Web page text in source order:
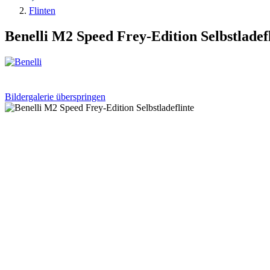
Flinten
Benelli M2 Speed Frey-Edition
Bildergalerie überspringen